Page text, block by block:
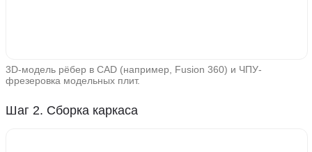
3D-модель рёбер в CAD (например, Fusion 360) и ЧПУ-
фрезеровка модельных плит.
Шаг 2. Сборка каркаса